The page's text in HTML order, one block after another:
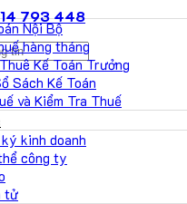
793 448
Nội Bộ
hàng tháng
Kế Toán Trưởng
Sách Kế Toán
và Kiểm Tra Thuế
kinh doanh
công ty
tử